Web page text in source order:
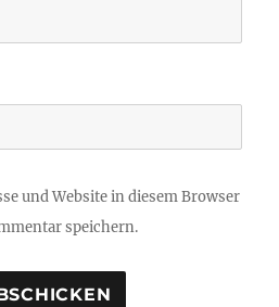
und Website in diesem Browser
speichern.